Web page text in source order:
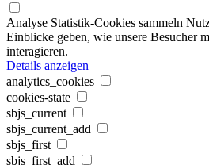
Analyse Statistik-Cookies sammeln
Einblicke geben, wie unsere Besucher
interagieren.
Details anzeigen
analytics_cookies
cookies-state
sbjs_current
sbjs_current_add
sbjs_first
sbjs_first_add